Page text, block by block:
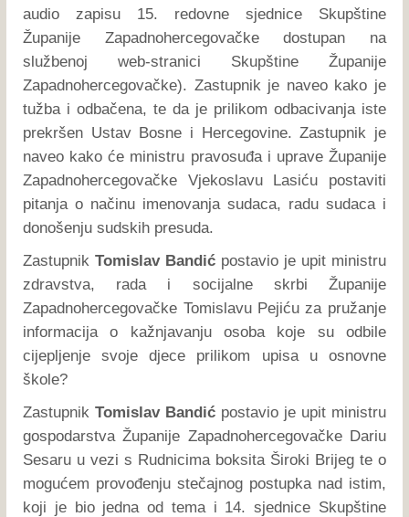
audio zapisu 15. redovne sjednice Skupštine
Županije Zapadnohercegovačke dostupan na
službenoj web-stranici Skupštine Županije
Zapadnohercegovačke). Zastupnik je naveo kako je
tužba i odbačena, te da je prilikom odbacivanja iste
prekršen Ustav Bosne i Hercegovine. Zastupnik je
naveo kako će ministru pravosuđa i uprave Županije
Zapadnohercegovačke Vjekoslavu Lasiću postaviti
pitanja o načinu imenovanja sudaca, radu sudaca i
donošenju sudskih presuda.
ZastupnikTomislav Bandić postavio je upit ministru
zdravstva, rada i socijalne skrbi Županije
Zapadnohercegovačke Tomislavu Pejiću za pružanje
informacija o kažnjavanju osoba koje su odbile
cijepljenje svoje djece prilikom upisa u osnovne
škole?
ZastupnikTomislav Bandić postavio je upit ministru
gospodarstva Županije Zapadnohercegovačke Dariu
Sesaru u vezi s Rudnicima boksita Široki Brijeg te o
mogućem provođenju stečajnog postupka nad istim,
koji je bio jedna od tema i 14. sjednice Skupštine